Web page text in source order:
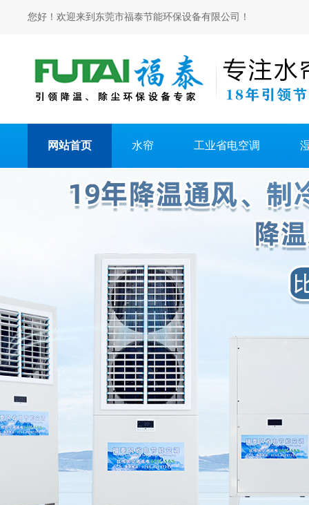
您好！欢迎来到东莞市福泰节能环保设备有限公司！
网站首页 水帘 工业省电空调